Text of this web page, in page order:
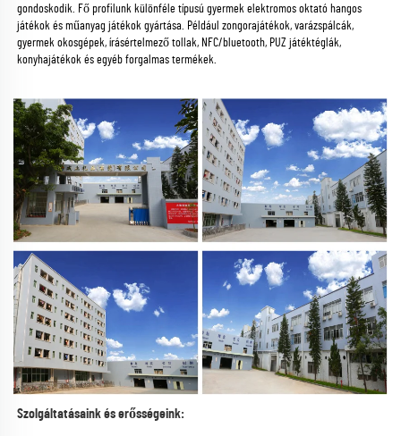
gondoskodik. Fő profilunk különféle típusú gyermek elektromos oktató hangos
játékok és műanyag játékok gyártása. Például zongorajátékok, varázspálcák,
gyermek okosgépek, írásértelmező tollak, NFC/bluetooth, PUZ játéktéglák,
konyhajátékok és egyéb forgalmas termékek.
Szolgáltatásaink és erősségeink: